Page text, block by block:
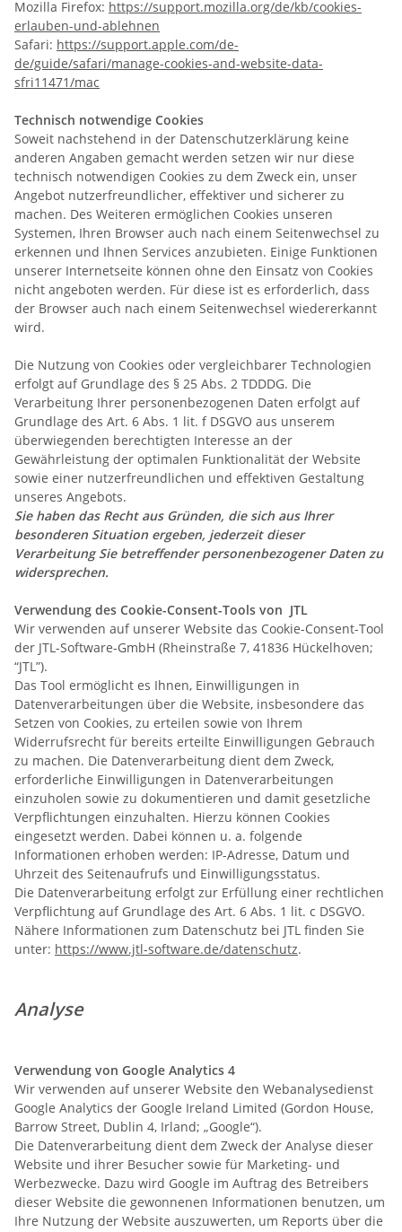
Mozilla Firefox: https://support.mozilla.org/de/kb/cookies-
erlauben-und-ablehnen
Safari: https://support.apple.com/de-
de/guide/safari/manage-cookies-and-website-data-
sfri11471/mac
Technisch notwendige Cookies
Soweit nachstehend in der Datenschutzerklärung keine
anderen Angaben gemacht werden setzen wir nur diese
technisch notwendigen Cookies zu dem Zweck ein, unser
Angebot nutzerfreundlicher, effektiver und sicherer zu
machen. Des Weiteren ermöglichen Cookies unseren
Systemen, Ihren Browser auch nach einem Seitenwechsel zu
erkennen und Ihnen Services anzubieten. Einige Funktionen
unserer Internetseite können ohne den Einsatz von Cookies
nicht angeboten werden. Für diese ist es erforderlich, dass
der Browser auch nach einem Seitenwechsel wiedererkannt
wird.
Die Nutzung von Cookies oder vergleichbarer Technologien
erfolgt auf Grundlage des § 25 Abs. 2 TDDDG. Die
Verarbeitung Ihrer personenbezogenen Daten erfolgt auf
Grundlage des Art. 6 Abs. 1 lit. f DSGVO aus unserem
überwiegenden berechtigten Interesse an der
Gewährleistung der optimalen Funktionalität der Website
sowie einer nutzerfreundlichen und effektiven Gestaltung
unseres Angebots.
Sie haben das Recht aus Gründen, die sich aus Ihrer
besonderen Situation ergeben, jederzeit dieser
Verarbeitung Sie betreffender personenbezogener Daten zu
widersprechen.
Verwendung des Cookie-Consent-Tools von JTL
Wir verwenden auf unserer Website das Cookie-Consent-Tool
der JTL-Software-GmbH (Rheinstraße 7, 41836 Hückelhoven;
“JTL”).
Das Tool ermöglicht es Ihnen, Einwilligungen in
Datenverarbeitungen über die Website, insbesondere das
Setzen von Cookies, zu erteilen sowie von Ihrem
Widerrufsrecht für bereits erteilte Einwilligungen Gebrauch
zu machen. Die Datenverarbeitung dient dem Zweck,
erforderliche Einwilligungen in Datenverarbeitungen
einzuholen sowie zu dokumentieren und damit gesetzliche
Verpflichtungen einzuhalten. Hierzu können Cookies
eingesetzt werden. Dabei können u. a. folgende
Informationen erhoben werden: IP-Adresse, Datum und
Uhrzeit des Seitenaufrufs und Einwilligungsstatus.
Die Datenverarbeitung erfolgt zur Erfüllung einer rechtlichen
Verpflichtung auf Grundlage des Art. 6 Abs. 1 lit. c DSGVO.
Nähere Informationen zum Datenschutz bei JTL finden Sie
unter: https://www.jtl-software.de/datenschutz.
Analyse
Verwendung von Google Analytics 4
Wir verwenden auf unserer Website den Webanalysedienst
Google Analytics der Google Ireland Limited (Gordon House,
Barrow Street, Dublin 4, Irland; „Google“).
Die Datenverarbeitung dient dem Zweck der Analyse dieser
Website und ihrer Besucher sowie für Marketing- und
Werbezwecke. Dazu wird Google im Auftrag des Betreibers
dieser Website die gewonnenen Informationen benutzen, um
Ihre Nutzung der Website auszuwerten, um Reports über die